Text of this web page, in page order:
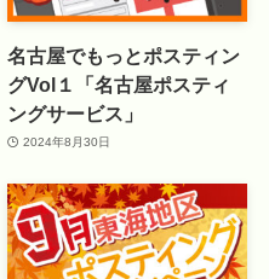
名古屋でもっとポスティン
グVol１「名古屋ポスティ
ングサービス」
2024年8月30日